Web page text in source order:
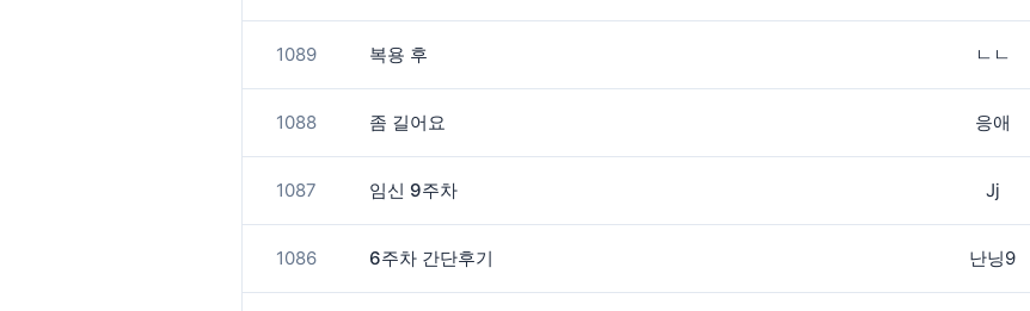
1089 복용 후 ㄴㄴ
1088 좀 길어요 응애
1087 임신 9주차 Jj
1086 6주차 간단후기 난닝9